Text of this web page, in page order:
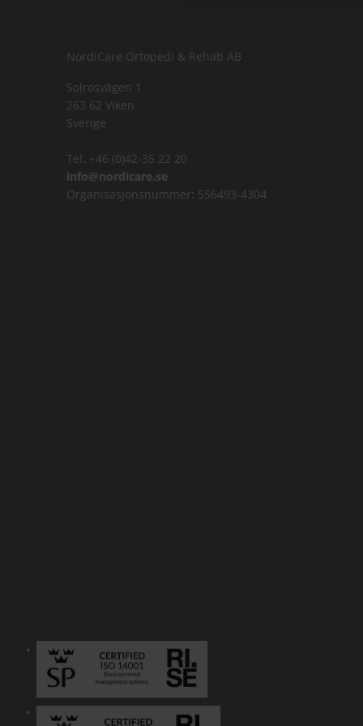
NordiCare Ortopedi & Rehab AB
Solrosvägen 1
263 62 Viken
Sverige
Tel. +46 (0)42-35 22 20
info@nordicare.se
Organisasjonsnummer: 556493-4304